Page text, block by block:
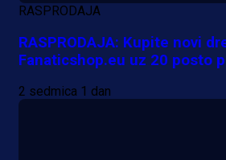
Promo vijesti
MrBit: Isprati
RASPRODAJA
RASPRODAJA: Kupite novi
Fanaticshop.eu uz 20 posto
2 sedmica 1 dan